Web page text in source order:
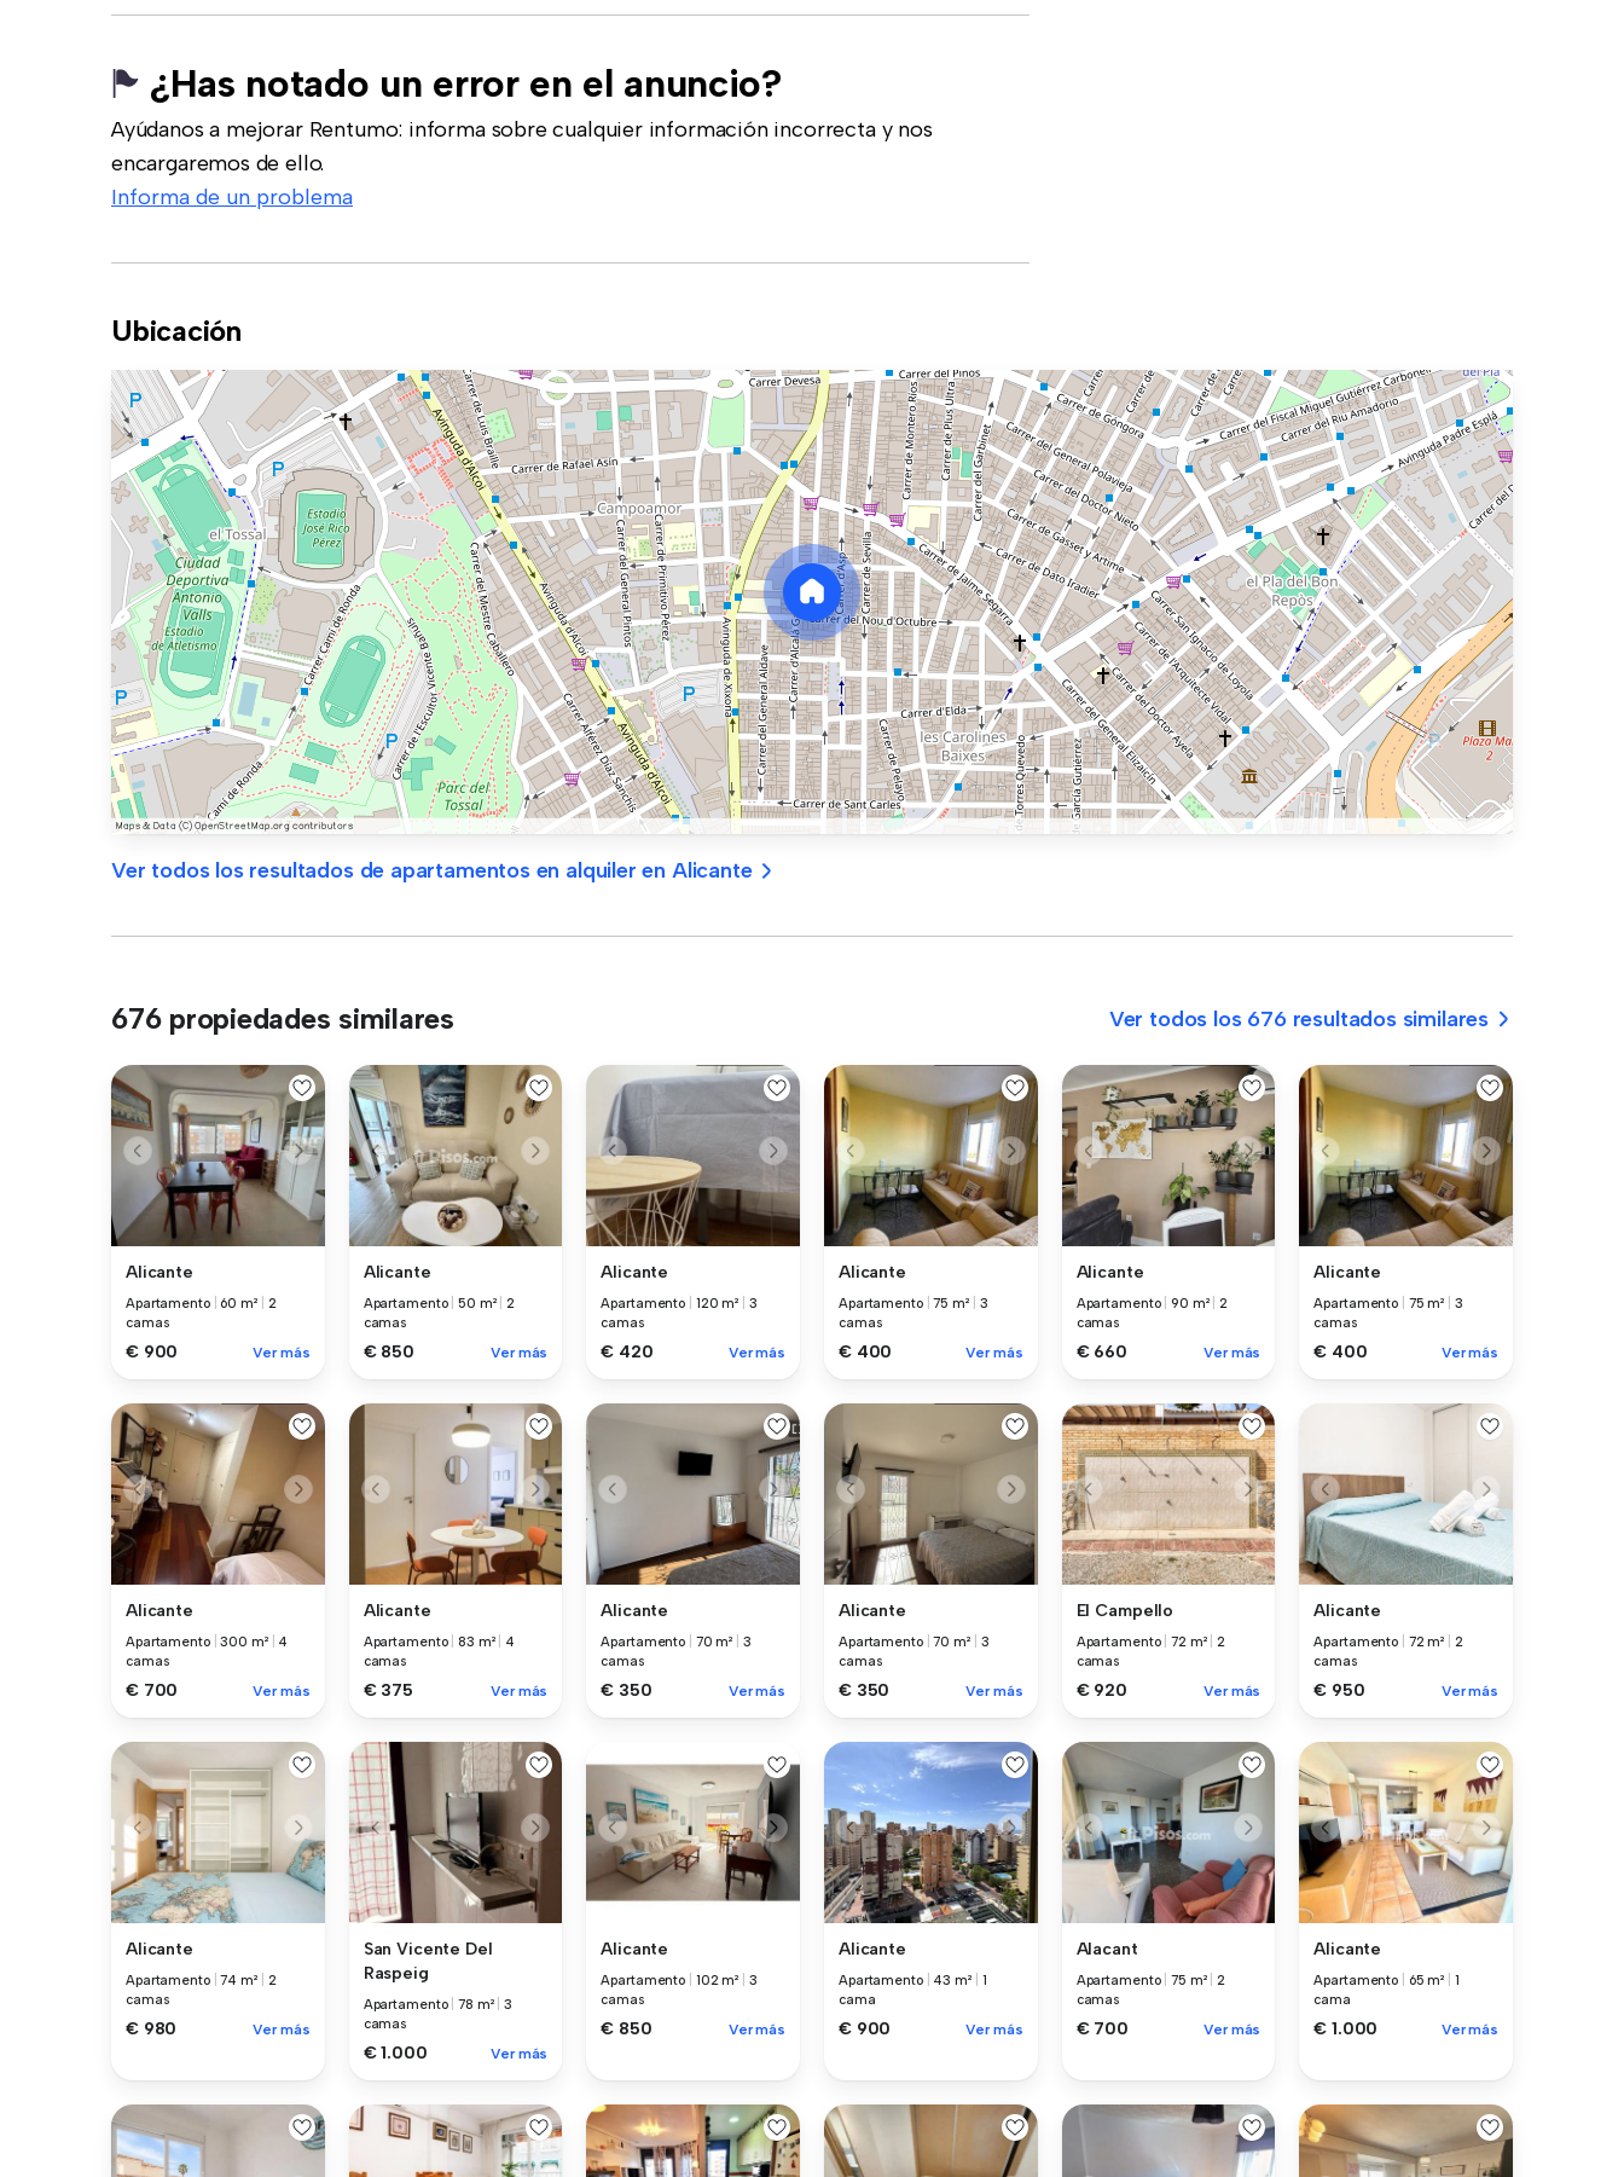
¿Has notado un error en el anuncio?
Ayúdanos a mejorar Rentumo: informa sobre cualquier información incorrecta y nos
encargaremos de ello.
Informa de un problema
Ubicación
Ver todos los resultados de apartamentos en alquiler en Alicante
676 propiedades similares Ver todos los 676 resultados similares
Alicante
Apartamento 60 m²
2
camas
€ 900 Ver más
Alicante
Apartamento |50 m² |2
camas
€ 850 Ver más
Alicante
Apartamento 120 m²
3
camas
€ 420 Ver más
Alicante
Apartamento |75 m²
3
camas
€ 400 Ver más
Alicante
Apartamento |90 m² |2
camas
€ 660 Ver más
Alicante
Apartamento 75 m²
3
camas
€ 400 Ver más
Alicante
Apartamento |300 m²
4
camas
€ 700 Ver más
Alicante
Apartamento |83 m²
4
camas
€ 375 Ver más
Alicante
Apartamento 70 m²
3
camas
€ 350 Ver más
Alicante
Apartamento |70 m²
3
camas
€ 350 Ver más
El Campello
Apartamento |72 m² |2
camas
€ 920 Ver más
Alicante
Apartamento 72 m²
2
camas
€ 950 Ver más
Alicante
Apartamento |74 m²
2
camas
€ 980 Ver más
San Vicente Del
Raspeig
Apartamento |78 m² |3
camas
€ 1.000 Ver más
Alicante
Apartamento 102 m²
3
camas
€ 850 Ver más
Alicante
Apartamento 43 m²
1
cama
€ 900 Ver más
Alacant
Apartamento |75 m² |2
camas
€ 700 Ver más
Alicante
Apartamento 65 m²
1
cama
€ 1.000 Ver más